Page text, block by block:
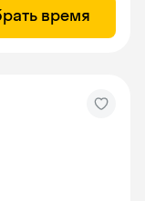
время